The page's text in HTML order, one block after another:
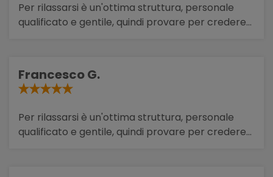
Per rilassarsi è un'ottima struttura, personale
qualificato e gentile, quindi provare per credere...
Francesco G.
Per rilassarsi è un'ottima struttura, personale
qualificato e gentile, quindi provare per credere...